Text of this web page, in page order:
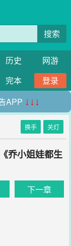
搜索
历史
网游
完本
登录
APP ↓↓↓
换手 关灯
乔小姐娃都生
下一章